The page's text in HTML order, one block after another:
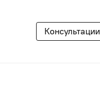
Консультации